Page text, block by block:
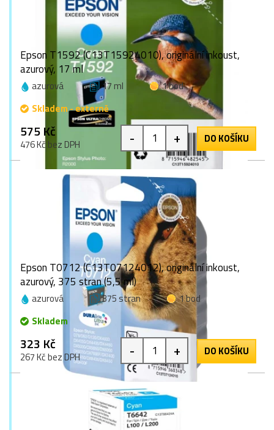
Epson T1592 (C13T15924010), originální inkoust,
azurový, 17 ml
azurová 17 ml
1 bod
Skladem - externě
575 Kč
476 Kč bez DPH - + DO KOŠÍKU
Epson T0712 (C13T07124012), originální inkoust,
azurový, 375 stran (5,5 ml)
azurová 375 stran
1 bod
Skladem
323 Kč
267 Kč bez DPH - + DO KOŠÍKU